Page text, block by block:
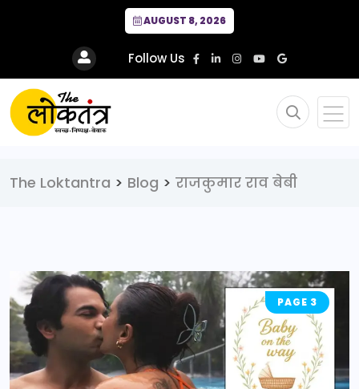
AUGUST 8, 2026
Follow Us
The Loktantra > Blog > राजकुमार राव बेबी
PAGE 3